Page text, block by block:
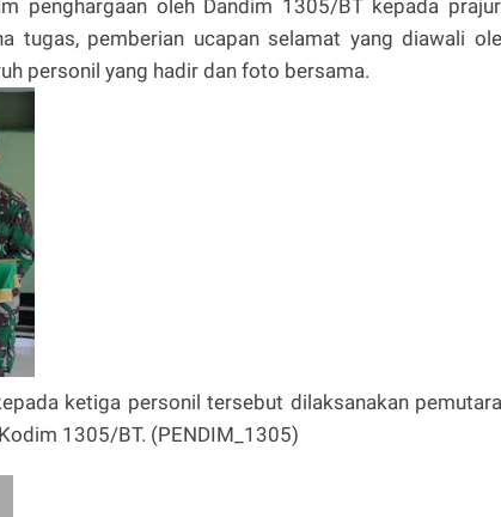
penghargaan oleh Dandim 1305/BT kepada
tugas, pemberian ucapan selamat yang diawali
personil yang hadir dan foto bersama.
ketiga personil tersebut dilaksanakan
1305/BT. (PENDIM_1305)